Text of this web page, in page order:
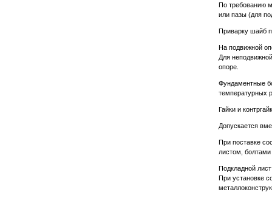
По требованию
или пазы (для
Приварку шайб
На подвижной
Для
опоре.
Фундаментные
температурных
Гайки и
Допускается
При поставке
листом,
Подкладной
При установке